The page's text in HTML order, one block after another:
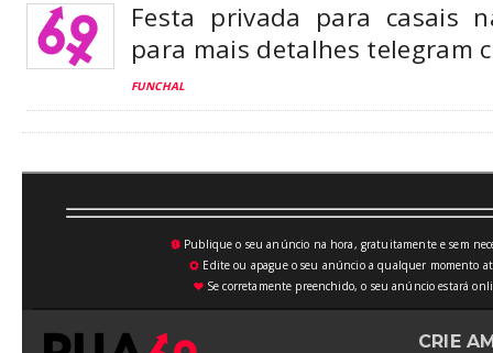
Festa privada para casais
para mais detalhes telegram
FUNCHAL
💥Publique o seu anúncio na hora, gratuitamente e sem
⚙ Edite ou apague o seu anúncio a qualquer momento
♥Se corretamente preenchido, o seu anúncio estará
CRIE